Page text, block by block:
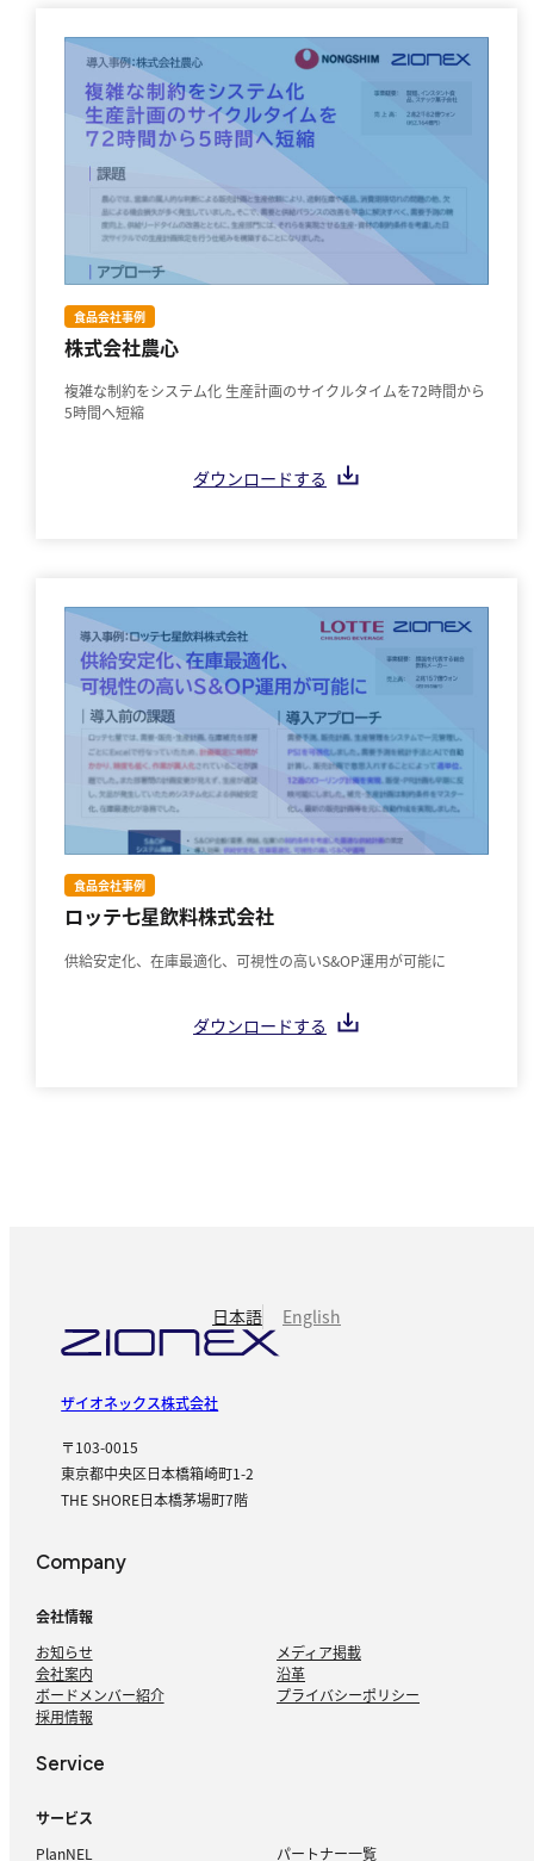
食品会社事例
株式会社農心
複雑な制約をシステム化 生産計画のサイクルタイムを72時間から
5時間へ短縮
ダウンロードする
食品会社事例
ロッテ七星飲料株式会社
供給安定化、在庫最適化、可視性の高いS&OP運用が可能に
ダウンロードする
日本語 English
ザイオネックス株式会社
〒103-0015
東京都中央区日本橋箱崎町1-2
THE SHORE日本橋茅場町7階
Company
会社情報
お知らせ
会社案内
ボードメンバー紹介
採用情報
メディア掲載
沿革
プライバシーポリシー
Service
サービス
PlanNEL
パートナー一覧